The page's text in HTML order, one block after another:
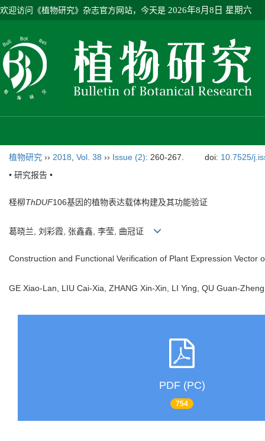
欢迎访问《植物研究》杂志官方网站，今天是 2026年8月8日 星期六
植物研究 ›› 2018 Vol. 38 ›› Issue (2): 260-267. doi: 10.7525/
• 研究报告 •
柽柳ThDUF106基因的植物表达载体构建及其功能验证
葛晓兰, 刘彩霞, 张鑫鑫, 李莹, 曲冠证
Construction and Functional Verification of Plant Expression Vector
GE Xiao-Lan, LIU Cai-Xia, ZHANG Xin-Xin, LI Ying, QU Guan-
PDF (PC)
754